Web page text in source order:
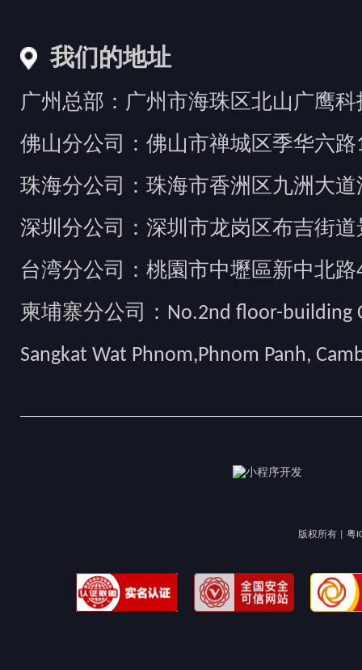
我们的地址
广州总部：广州市海珠区北山广鹰科
佛山分公司：佛山市禅城区季华六路
珠海分公司：珠海市香洲区九洲大道
深圳分公司：深圳市龙岗区布吉街
台湾分公司：桃園市中壢區新中北路
柬埔寨分公司：No.2nd floor-building
Sangkat Wat Phnom,Phnom Panh,
版权所有 | 粤